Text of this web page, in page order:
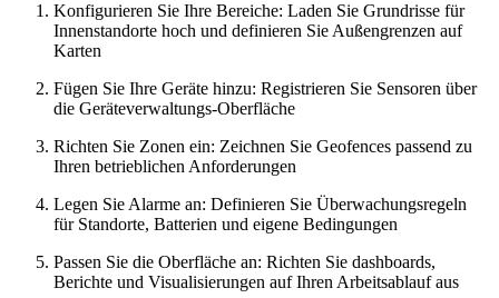
Konfigurieren Sie Ihre Bereiche: Laden Sie Grundrisse für
Innenstandorte hoch und definieren Sie Außengrenzen auf
Karten
Fügen Sie Ihre Geräte hinzu: Registrieren Sie Sensoren über
die Geräteverwaltungs-Oberfläche
Richten Sie Zonen ein: Zeichnen Sie Geofences passend zu
Ihren betrieblichen Anforderungen
Legen Sie Alarme an: Definieren Sie Überwachungsregeln
für Standorte, Batterien und eigene Bedingungen
Passen Sie die Oberfläche an: Richten Sie dashboards,
Berichte und Visualisierungen auf Ihren Arbeitsablauf aus